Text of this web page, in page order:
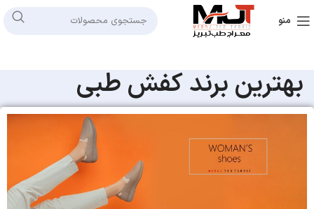
منو
بهترین برند کفش طبی